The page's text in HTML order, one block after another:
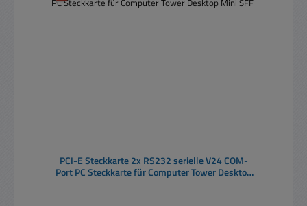
PCI-E Steckkarte 2x RS232 serielle V24 COM-
Port PC Steckkarte für Computer Tower Desktop